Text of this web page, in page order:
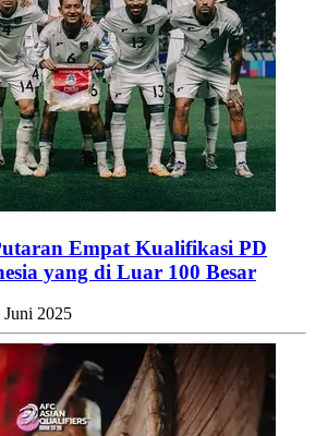
Empat Kualifikasi PD
yang di Luar 100 Besar
Juni 2025